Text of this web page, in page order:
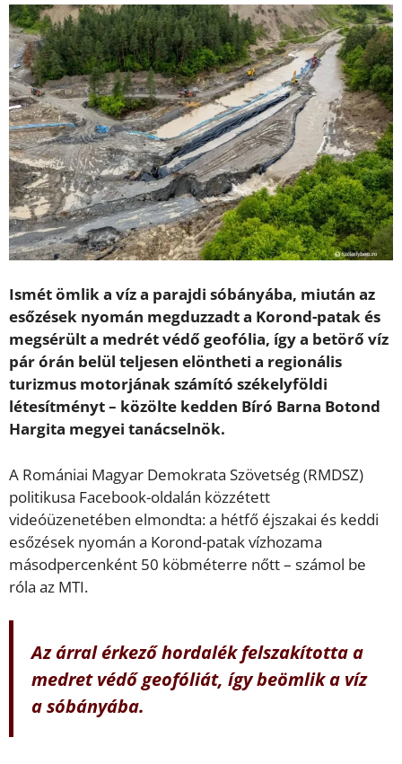
Ismét ömlik a víz a parajdi sóbányába, miután az
esőzések nyomán megduzzadt a Korond-patak és
megsérült a medrét védő geofólia, így a betörő víz
pár órán belül teljesen elöntheti a regionális
turizmus motorjának számító székelyföldi
létesítményt – közölte kedden Bíró Barna Botond
Hargita megyei tanácselnök.
A Romániai Magyar Demokrata Szövetség (RMDSZ)
politikusa Facebook-oldalán közzétett
videóüzenetében elmondta: a hétfő éjszakai és keddi
esőzések nyomán a Korond-patak vízhozama
másodpercenként 50 köbméterre nőtt – számol be
róla az MTI.
Az árral érkező hordalék felszakította a
medret védő geofóliát, így beömlik a víz
a sóbányába.